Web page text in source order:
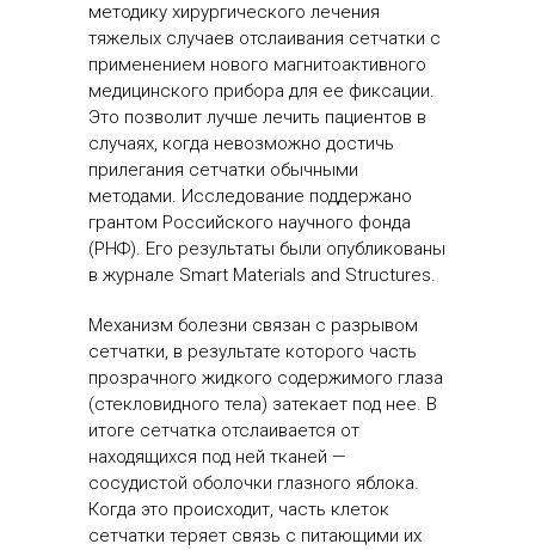
методику хирургического лечения
тяжелых случаев отслаивания сетчатки с
применением нового магнитоактивного
медицинского прибора для ее фиксации.
Это позволит лучше лечить пациентов в
случаях, когда невозможно достичь
прилегания сетчатки обычными
методами. Исследование поддержано
грантом Российского научного фонда
(РНФ). Его результаты были опубликованы
в журнале Smart Materials and Structures.
Механизм болезни связан с разрывом
сетчатки, в результате которого часть
прозрачного жидкого содержимого глаза
(стекловидного тела) затекает под нее. В
итоге сетчатка отслаивается от
находящихся под ней тканей —
сосудистой оболочки глазного яблока.
Когда это происходит, часть клеток
сетчатки теряет связь с питающими их